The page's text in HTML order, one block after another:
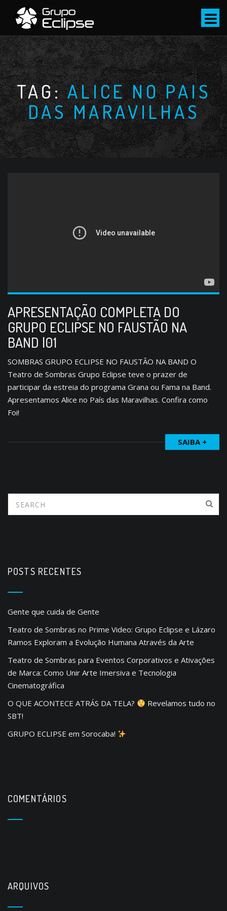
p
t
o
c
o
n
t
e
n
TAG:ALICE NO PAIS
DAS MARAVILHAS
APRESENTAÇÃO COMPLETA DO
GRUPO ECLIPSE NO FAUSTÃO NA
BAND |01
SOMBRAS GRUPO ECLIPSE NO FAUSTÃO NA BAND O
Teatro de Sombras Grupo Eclipse teve o prazer de
participar da estreia do programa Grana ou Fama na Band.
Apresentamos Alice no País das Maravilhas. Confira como
Foi!
SAIBA +
POSTS RECENTES
Gente que cuida de Gente
Teatro de Sombras no Prime Video: Grupo Eclipse e Lázaro
Ramos Exploram a Evolução Humana Através da Arte
Teatro de Sombras para Eventos Corporativos e Ativações
de Marca: Como Unir Arte Imersiva e Tecnologia
Cinematográfica
O QUE ACONTECE ATRÁS DA TELA?
Revelamos tudo no
SBT!
GRUPO ECLIPSE em Sorocaba!
COMENTÁRIOS
ARQUIVOS